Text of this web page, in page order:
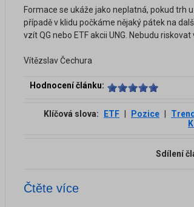
Formace se ukáže jako neplatná, pokud trh
případě v klidu počkáme nějaký pátek na
vzít QG nebo ETF akcii UNG. Nebudu
Vítězslav Čechura
Hodnocení článku:
Klíčová slova: ETF | Pozice |
Sdílení
Čtěte více